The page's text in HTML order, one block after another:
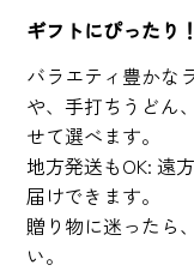
ギフトにぴったり！
バラエティ豊かな
や、手打ちうどん
せて選べます。
地方発送もOK: 遠
届けできます。
贈り物に迷ったら
い。